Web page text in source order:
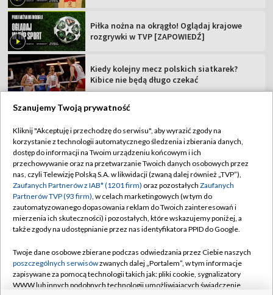
Piłka nożna na okrągło! Oglądaj krajowe
rozgrywki w TVP [ZAPOWIEDŹ]
Kiedy kolejny mecz polskich siatkarek?
Kibice nie będą długo czekać
TVP
Abonament TVP
Sklep TVP
Biuro Reklamy
Oferta Handlowa
Emisja w TVP
Rada Programowa
Regulamin TVP
Polityka prywatności
Moje zgody
Biuro reklamy
Kanały
Szanujemy Twoją prywatność
Kliknij "Akceptuję i przechodzę do serwisu", aby wyrazić zgody na
korzystanie z technologii automatycznego śledzenia i zbierania danych,
dostęp do informacji na Twoim urządzeniu końcowym i ich
przechowywanie oraz na przetwarzanie Twoich danych osobowych przez
nas, czyli Telewizję Polską S.A. w likwidacji (zwaną dalej również „TVP”),
Zaufanych Partnerów z IAB* (1201 firm) oraz pozostałych Zaufanych
Partnerów TVP (93 firm), w celach marketingowych (w tym do
zautomatyzowanego dopasowania reklam do Twoich zainteresowań i
mierzenia ich skuteczności) i pozostałych, które wskazujemy poniżej, a
także zgody na udostępnianie przez nas identyfikatora PPID do Google.
Twoje dane osobowe zbierane podczas odwiedzania przez Ciebie naszych
poszczególnych serwisówzwanych dalej „Portalem”, w tym informacje
zapisywane za pomocą technologii takich jak: pliki cookie, sygnalizatory
WWW lub innych podobnych technologii umożliwiających świadczenie